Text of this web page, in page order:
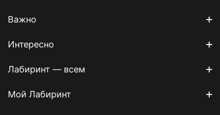
Важно
Интересно
Лабиринт — всем
Мой Лабиринт